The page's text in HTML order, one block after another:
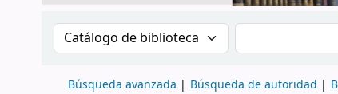
Buscar en el catálogo por: Buscar en el
Búsqueda avanzada Búsqueda de autoridad